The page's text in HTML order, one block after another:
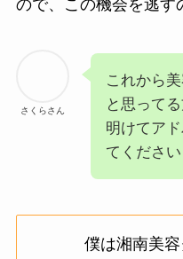
ので、この機会を逃す
さくらさん
これから
と思って
明けてア
てください
僕は湘南美